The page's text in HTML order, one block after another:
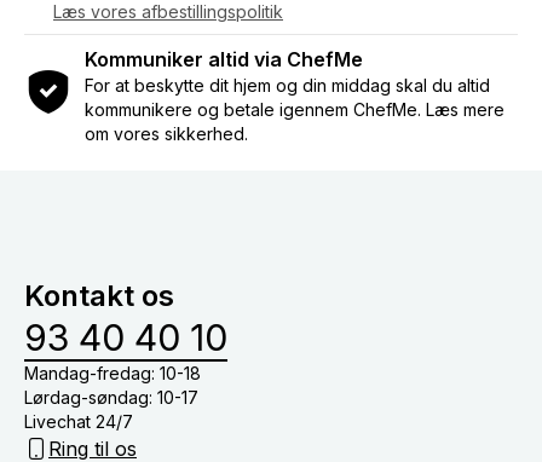
Læs vores afbestillingspolitik
Kommuniker altid via ChefMe
For at beskytte dit hjem og din middag skal du altid
kommunikere og betale igennem ChefMe. Læs mere
om vores sikkerhed.
Kontakt os
93 40 40 10
Mandag-fredag: 10-18
Lørdag-søndag: 10-17
Livechat 24/7
Ring til os